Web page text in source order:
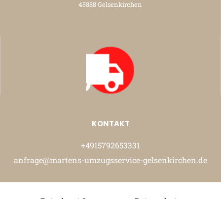
45888 Gelsenkirchen
KONTAKT
+4915792653331
anfrage@martens-umzugsservice-gelsenkirchen.de